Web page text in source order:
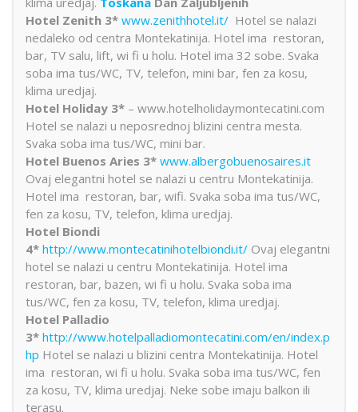
Hotel Zenith 3* www.zenithhotel.it/ Hotel se nalazi
nedaleko od centra Montekatinija. Hotel ima restoran,
bar, TV salu, lift, wi fi u holu. Hotel ima 32 sobe. Svaka
soba ima tus/WC, TV, telefon, mini bar, fen za kosu,
klima uredjaj.
Hotel Holiday 3* – www.hotelholidaymontecatini.com
Hotel se nalazi u neposrednoj blizini centra mesta.
Svaka soba ima tus/WC, mini bar.
Hotel Buenos Aries 3* www.albergobuenosaires.it
Ovaj elegantni hotel se nalazi u centru Montekatinija.
Hotel ima restoran, bar, wifi. Svaka soba ima tus/WC,
fen za kosu, TV, telefon, klima uredjaj.
Hotel Biondi
4* http://www.montecatinihotelbiondi.it/ Ovaj elegantni
hotel se nalazi u centru Montekatinija. Hotel ima
restoran, bar, bazen, wi fi u holu. Svaka soba ima
tus/WC, fen za kosu, TV, telefon, klima uredjaj.
Hotel Palladio
3* http://www.hotelpalladiomontecatini.com/en/index.p
hp Hotel se nalazi u blizini centra Montekatinija. Hotel
ima restoran, wi fi u holu. Svaka soba ima tus/WC, fen
za kosu, TV, klima uredjaj. Neke sobe imaju balkon ili
terasu.